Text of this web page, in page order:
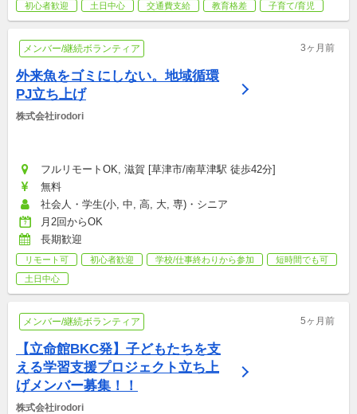
初心者歓迎 土日中心 交通費支給 教育格差 子育て/育児
メンバー/継続ボランティア 3ヶ月前
外来魚をゴミにしない。地域循環
PJ立ち上げ
株式会社irodori
フルリモートOK, 滋賀 [草津市/南草津駅 徒歩42分]
無料
社会人・学生(小, 中, 高, 大, 専)・シニア
月2回からOK
長期歓迎
リモート可 初心者歓迎 学校/仕事終わりから参加
短時間でも可
土日中心
メンバー/継続ボランティア 5ヶ月前
【立命館BKC発】子どもたちを支
える学習支援プロジェクト立ち上
げメンバー募集！！
株式会社irodori